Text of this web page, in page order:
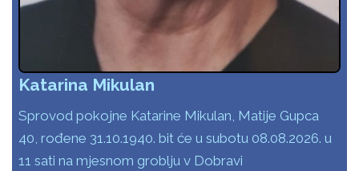
Katarina Mikulan
Sprovod pokojne Katarine Mikulan, Matije Gupca
40, rođene 31.10.1940. bit će u subotu 08.08.2026. u
11 sati na mjesnom groblju v Dobravi